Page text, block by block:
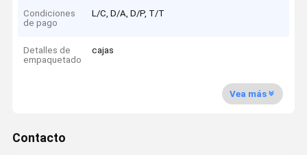
Condiciones
de pago
L/C, D/A, D/P, T/T
Detalles de
empaquetado
cajas
Vea más
Contacto